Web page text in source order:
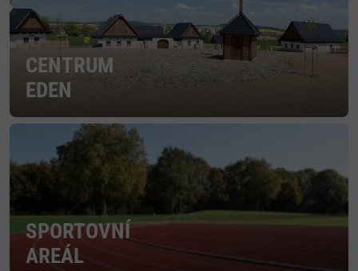
CENTRUM
EDEN
SPORTOVNÍ
AREÁL